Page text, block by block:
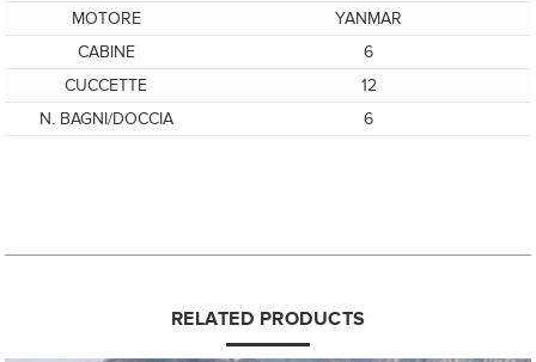
MOTORE
YANMAR
CABINE
6
CUCCETTE
12
N. BAGNI/DOCCIA
6
RELATED PRODUCTS